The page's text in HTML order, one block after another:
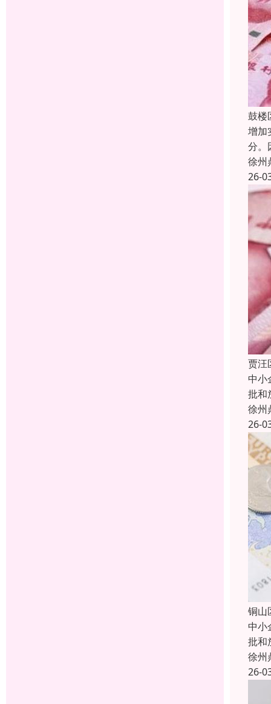
鼓楼
增加
分。
徐州
26-
贾汪
中小
批和
徐州
26-
铜山
中小
批和
徐州
26-